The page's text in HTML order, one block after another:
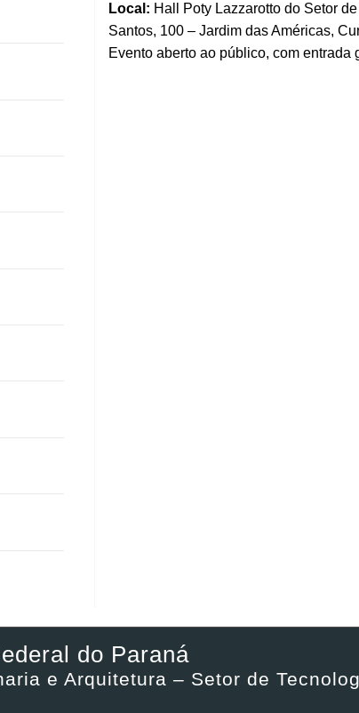
Local: Hall Poty Lazzarotto do Setor
Santos, 100 – Jardim das Américas,
Evento aberto ao público, com entrada
do Paraná
e Arquitetura – Setor de